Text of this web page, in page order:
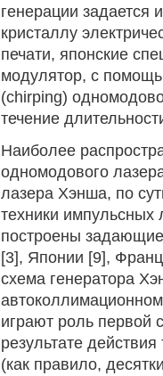
генерации задается
кристаллу
печати, японские
модулятор, с
(chirping)
течение
Наиболее
одномодового
лазера Хэнша, по
техники импульсных
построены
[3], Японии [9],
схема генератора
играют роль первой
результате
(как правило,